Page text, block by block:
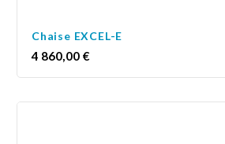
Chaise EXCEL-E
Prix
4 860,00 €